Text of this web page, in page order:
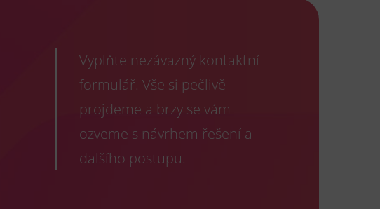
Vyplňte nezávazný kontaktní
formulář. Vše si pečlivě
projdeme a brzy se vám
ozveme s návrhem řešení a
dalšího postupu.